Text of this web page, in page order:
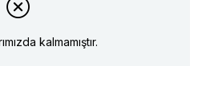
kalmamıştır.